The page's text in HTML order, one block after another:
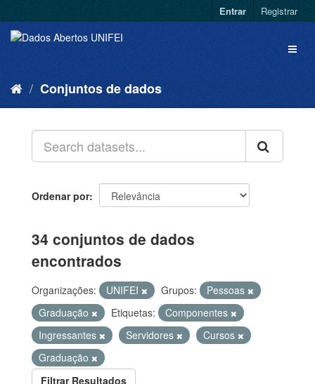
Entrar Registrar
Conjuntos de dados
Ordenar por
34 conjuntos de dados
encontrados
Organizações: UNIFEI Grupos:
Pessoas
Graduação
Etiquetas:
Componentes
Ingressantes
Servidores
Cursos
Graduação
Filtrar Resultados